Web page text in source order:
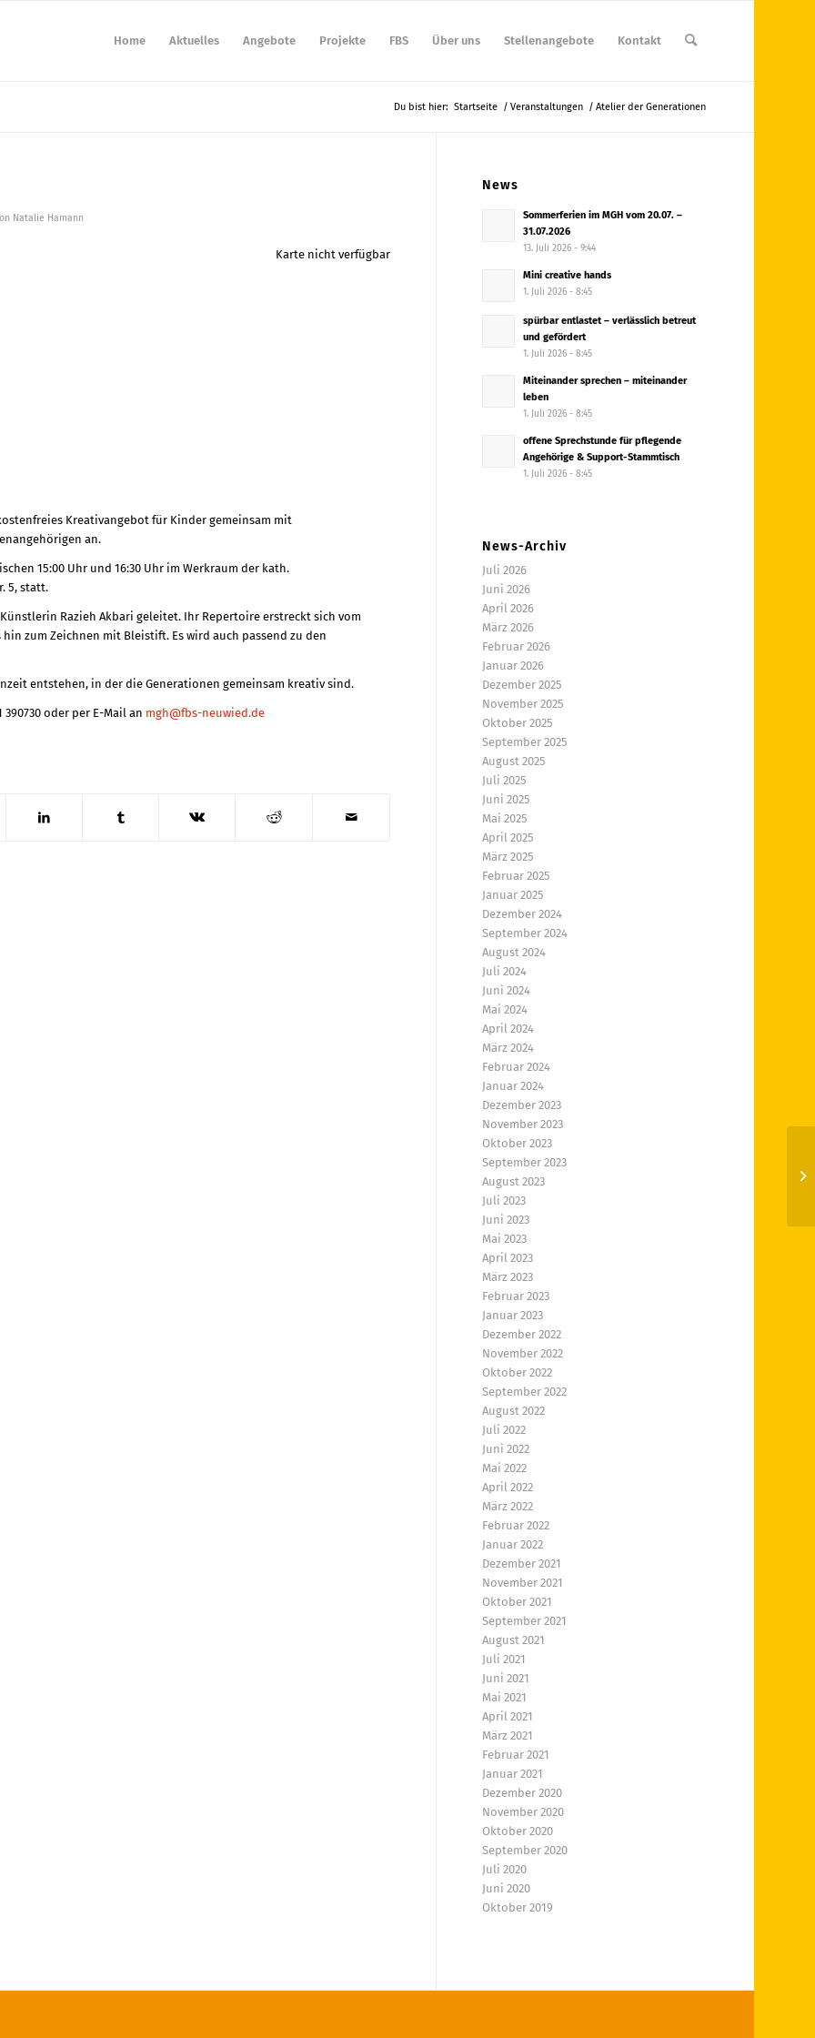
Home Aktuelles Angebote Projekte FBS Über uns Stellenangebote Kontakt
Du bist hier: Startseite / Veranstaltungen / Atelier der Generationen
Natalie Hamann
Karte nicht verfügbar
Kreativangebot für Kinder gemeinsam mit
an.
15:00 Uhr und 16:30 Uhr im Werkraum der kath.
5, statt.
Razieh Akbari geleitet. Ihr Repertoire erstreckt sich vom
zum Zeichnen mit Bleistift. Es wird auch passend zu den
entstehen, in der die Generationen gemeinsam kreativ sind.
oder per E-Mail an mgh@fbs-neuwied.de
News
Sommerferien im MGH vom 20.07. –
31.07.2026
13. Juli 2026 - 9:44
Mini creative hands
1. Juli 2026 - 8:45
spürbar entlastet – verlässlich betreut
und gefördert
1. Juli 2026 - 8:45
Miteinander sprechen – miteinander
leben
1. Juli 2026 - 8:45
offene Sprechstunde für pflegende
Angehörige & Support-Stammtisch
1. Juli 2026 - 8:45
News-Archiv
Juli 2026
Juni 2026
April 2026
März 2026
Februar 2026
Januar 2026
Dezember 2025
November 2025
Oktober 2025
September 2025
August 2025
Juli 2025
Juni 2025
Mai 2025
April 2025
März 2025
Februar 2025
Januar 2025
Dezember 2024
September 2024
August 2024
Juli 2024
Juni 2024
Mai 2024
April 2024
März 2024
Februar 2024
Januar 2024
Dezember 2023
November 2023
Oktober 2023
September 2023
August 2023
Juli 2023
Juni 2023
Mai 2023
April 2023
März 2023
Februar 2023
Januar 2023
Dezember 2022
November 2022
Oktober 2022
September 2022
August 2022
Juli 2022
Juni 2022
Mai 2022
April 2022
März 2022
Februar 2022
Januar 2022
Dezember 2021
November 2021
Oktober 2021
September 2021
August 2021
Juli 2021
Juni 2021
Mai 2021
April 2021
März 2021
Februar 2021
Januar 2021
Dezember 2020
November 2020
Oktober 2020
September 2020
Juli 2020
Juni 2020
Oktober 2019